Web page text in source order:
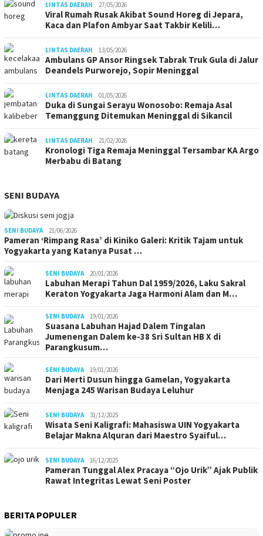
LINTAS DAERAH 27/05/2026
Viral Rumah Rusak Akibat Sound Horeg di Jepara,
Kaca dan Plafon Ambyar Saat Takbir Kelili…
LINTAS DAERAH 13/05/2026
Ambulans GP Ansor Ringsek Tabrak Truk Gula di Jalur
Deandels Purworejo, Sopir Meninggal
LINTAS DAERAH 01/05/2026
Duka di Sungai Serayu Wonosobo: Remaja Asal
Temanggung Ditemukan Meninggal di Sikancil
LINTAS DAERAH 21/02/2026
Kronologi Tiga Remaja Meninggal Tersambar KA Argo
Merbabu di Batang
SENI BUDAYA
SENI BUDAYA 21/06/2026
Pameran ‘Rimpang Rasa’ di Kiniko Galeri: Kritik Tajam untuk
Yogyakarta yang Katanya Pusat …
SENI BUDAYA 20/01/2026
Labuhan Merapi Tahun Dal 1959/2026, Laku Sakral
Keraton Yogyakarta Jaga Harmoni Alam dan M…
SENI BUDAYA 19/01/2026
Suasana Labuhan Hajad Dalem Tingalan
Jumenengan Dalem ke-38 Sri Sultan HB X di
Parangkusum…
SENI BUDAYA 19/01/2026
Dari Merti Dusun hingga Gamelan, Yogyakarta
Menjaga 245 Warisan Budaya Leluhur
SENI BUDAYA 31/12/2025
Wisata Seni Kaligrafi: Mahasiswa UIN Yogyakarta
Belajar Makna Alquran dari Maestro Syaiful…
SENI BUDAYA 16/12/2025
Pameran Tunggal Alex Pracaya “Ojo Urik” Ajak Publik
Rawat Integritas Lewat Seni Poster
BERITA POPULER